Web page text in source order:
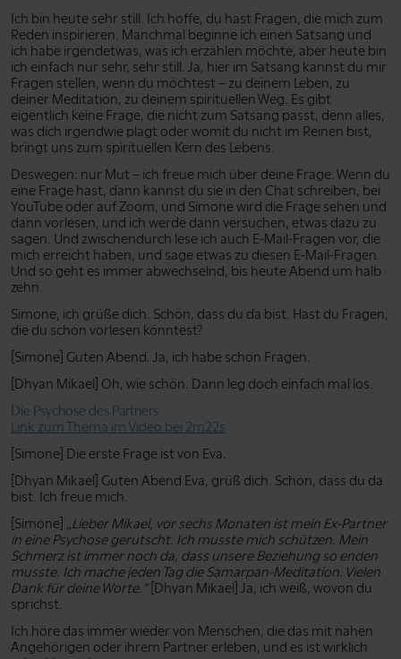
Ich bin heute sehr still. Ich hoffe, du hast Fragen, die mich zum
Reden inspirieren. Manchmal beginne ich einen Satsang und
ich habe irgendetwas, was ich erzählen möchte, aber heute bin
ich einfach nur sehr, sehr still. Ja, hier im Satsang kannst du mir
Fragen stellen, wenn du möchtest – zu deinem Leben, zu
deiner Meditation, zu deinem spirituellen Weg. Es gibt
eigentlich keine Frage, die nicht zum Satsang passt, denn alles,
was dich irgendwie plagt oder womit du nicht im Reinen bist,
bringt uns zum spirituellen Kern des Lebens.
Deswegen: nur Mut – ich freue mich über deine Frage. Wenn du
eine Frage hast, dann kannst du sie in den Chat schreiben, bei
YouTube oder auf Zoom, und Simone wird die Frage sehen und
dann vorlesen, und ich werde dann versuchen, etwas dazu zu
sagen. Und zwischendurch lese ich auch E-Mail-Fragen vor, die
mich erreicht haben, und sage etwas zu diesen E-Mail-Fragen.
Und so geht es immer abwechselnd, bis heute Abend um halb
zehn.
Simone, ich grüße dich. Schön, dass du da bist. Hast du Fragen,
die du schon vorlesen könntest?
[Simone] Guten Abend. Ja, ich habe schon Fragen.
[Dhyan Mikael] Oh, wie schön. Dann leg doch einfach mal los.
Die Psychose des Partners
Link zum Thema im Video bei 2m22s
[Simone] Die erste Frage ist von Eva.
[Dhyan Mikael] Guten Abend Eva, grüß dich. Schön, dass du da
bist. Ich freue mich.
[Simone] „Lieber Mikael, vor sechs Monaten ist mein Ex-Partner
in eine Psychose gerutscht. Ich musste mich schützen. Mein
Schmerz ist immer noch da, dass unsere Beziehung so enden
musste. Ich mache jeden Tag die Samarpan-Meditation. Vielen
Dank für deine Worte.”[Dhyan Mikael] Ja, ich weiß, wovon du
sprichst.
Ich höre das immer wieder von Menschen, die das mit nahen
Angehörigen oder ihrem Partner erleben, und es ist wirklich